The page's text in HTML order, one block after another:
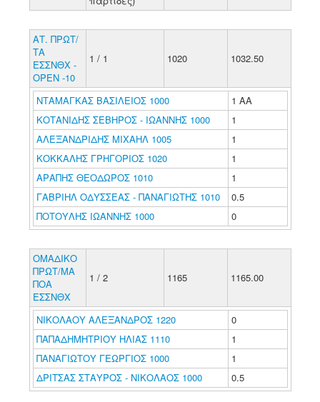
ΑΤ. ΠΡΩΤ/
ΤΑ
ΕΣΣΝΘΧ -
ΟΡΕΝ -10
1 / 1 1020 1032.50
ΝΤΑΜΑΓΚΑΣ ΒΑΣΙΛΕΙΟΣ 1000
1 ΑΑ
ΚΟΤΑΝΙΔΗΣ ΣΕΒΗΡΟΣ - ΙΩΑΝΝΗΣ 1000
1
ΑΛΕΞΑΝΔΡΙΔΗΣ ΜΙΧΑΗΛ 1005
1
ΚΟΚΚΑΛΗΣ ΓΡΗΓΟΡΙΟΣ 1020
1
ΑΡΑΠΗΣ ΘΕΟΔΩΡΟΣ 1010
1
ΓΑΒΡΙΗΛ ΟΔΥΣΣΕΑΣ - ΠΑΝΑΓΙΩΤΗΣ 1010
0.5
ΠΟΤΟΥΛΗΣ ΙΩΑΝΝΗΣ 1000
0
ΟΜΑΔΙΚΟ
ΠΡΩΤ/ΜΑ
ΠΟΑ
ΕΣΣΝΘΧ
1 / 2 1165 1165.00
ΝΙΚΟΛΑΟΥ ΑΛΕΞΑΝΔΡΟΣ 1220
0
ΠΑΠΑΔΗΜΗΤΡΙΟΥ ΗΛΙΑΣ 1110
1
ΠΑΝΑΓΙΩΤΟΥ ΓΕΩΡΓΙΟΣ 1000
1
ΔΡΙΤΣΑΣ ΣΤΑΥΡΟΣ - ΝΙΚΟΛΑΟΣ 1000
0.5